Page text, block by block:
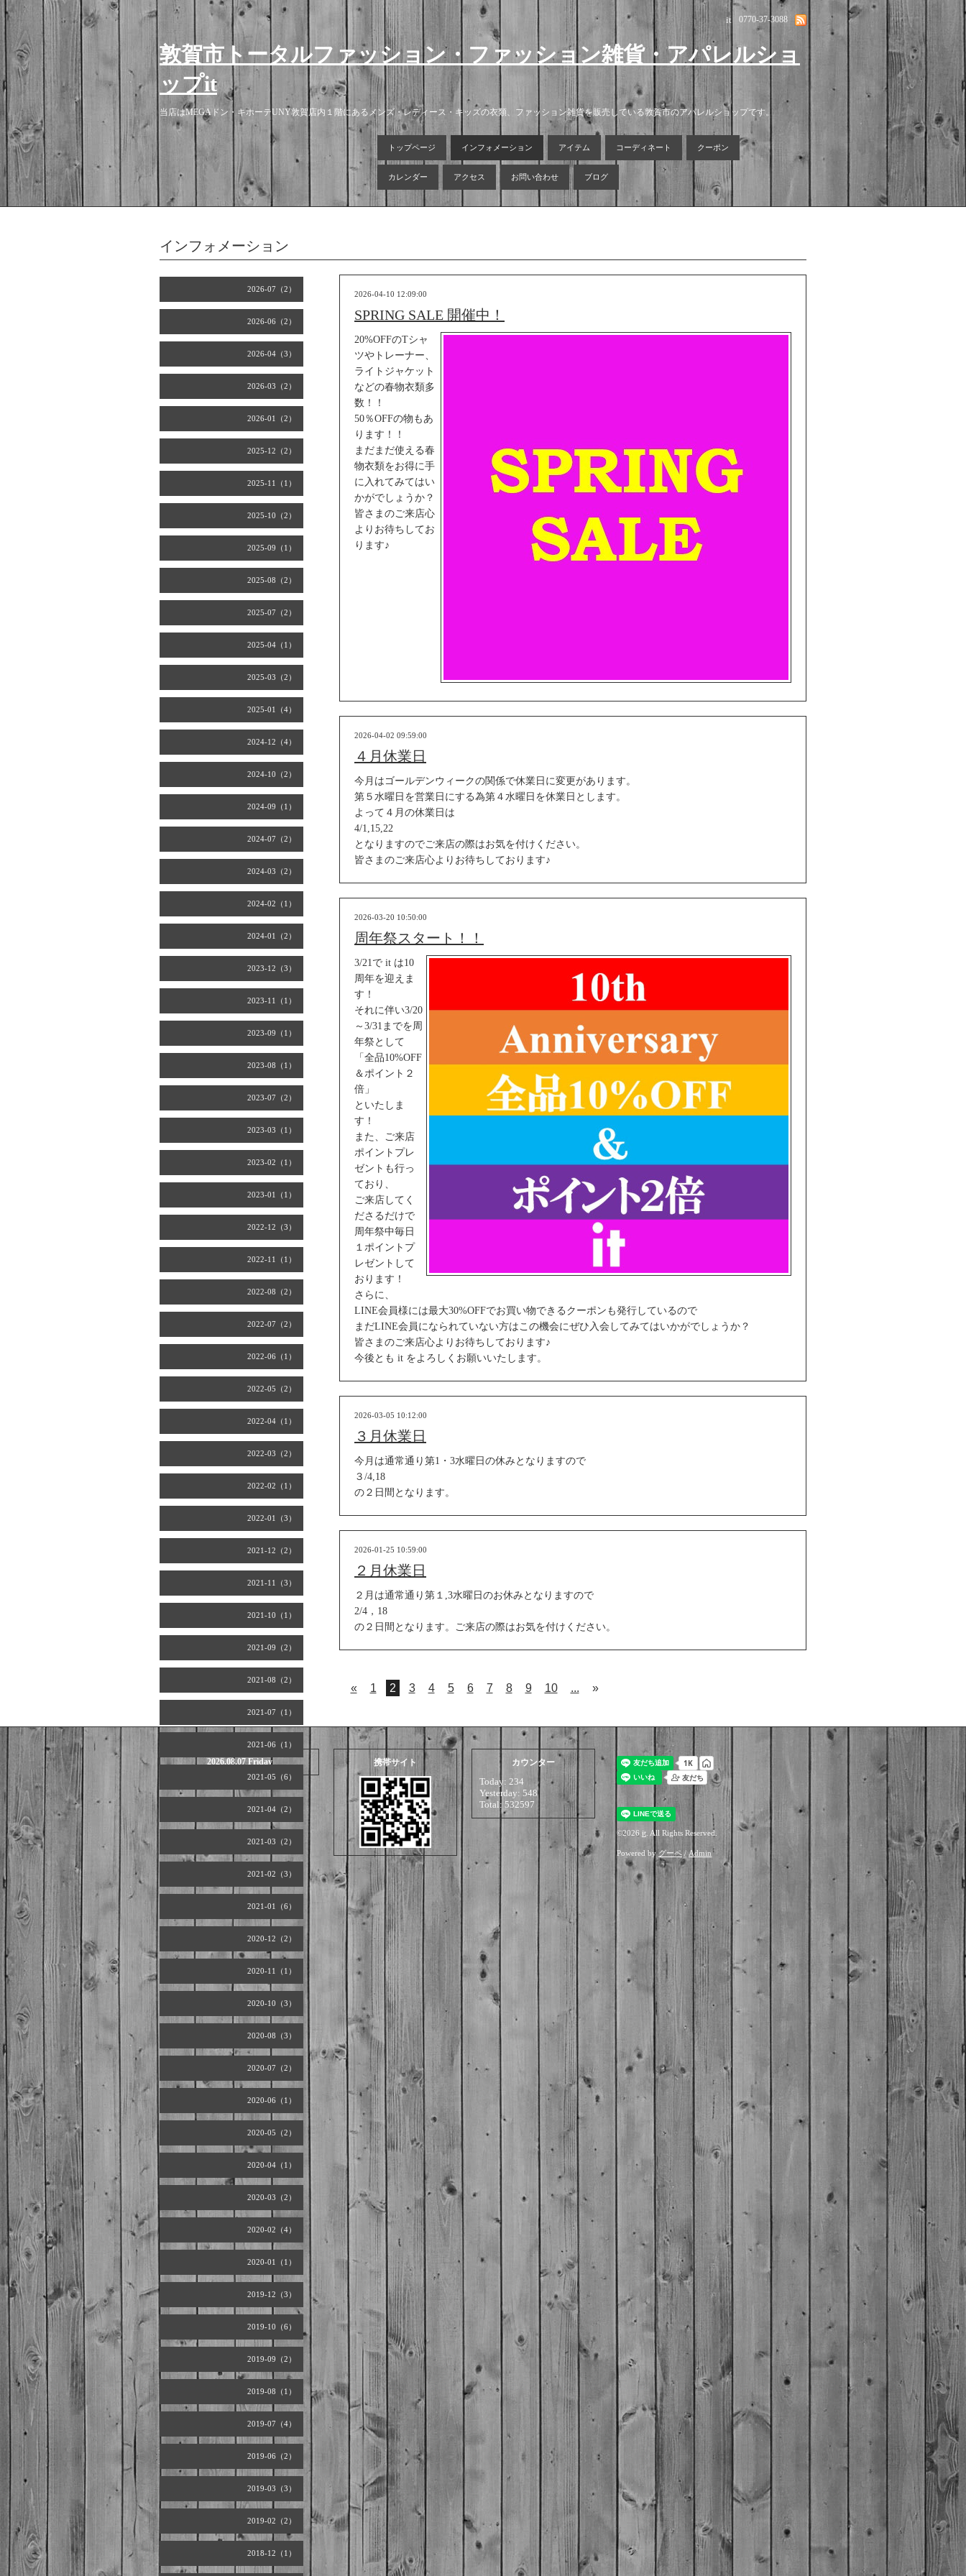
0770-37-3088
it
敦賀市トータルファッション・ファッション雑貨・アパレルショ
ップit
当店はMEGAドン・キホーテUNY敦賀店内１階にあるメンズ・レディース・キッズの衣類、ファッション雑貨を販売している敦賀市のアパレルショップです。
トップページ インフォメーション アイテム コーディネート クーポン
カレンダー アクセス お問い合わせ ブログ
2026-07（2）
2026-06（2）
2026-04（3）
2026-03（2）
2026-01（2）
2025-12（2）
2025-11（1）
2025-10（2）
2025-09（1）
2025-08（2）
2025-07（2）
2025-04（1）
2025-03（2）
2025-01（4）
2024-12（4）
2024-10（2）
2024-09（1）
2024-07（2）
2024-03（2）
2024-02（1）
2024-01（2）
2023-12（3）
2023-11（1）
2023-09（1）
2023-08（1）
2023-07（2）
2023-03（1）
2023-02（1）
2023-01（1）
2022-12（3）
2022-11（1）
2022-08（2）
2022-07（2）
2022-06（1）
2022-05（2）
2022-04（1）
2022-03（2）
2022-02（1）
2022-01（3）
2021-12（2）
2021-11（3）
2021-10（1）
2021-09（2）
2021-08（2）
2021-07（1）
2021-06（1）
2021-05（6）
2021-04（2）
2021-03（2）
2021-02（3）
2021-01（6）
2020-12（2）
2020-11（1）
2020-10（3）
2020-08（3）
2020-07（2）
2020-06（1）
2020-05（2）
2020-04（1）
2020-03（2）
2020-02（4）
2020-01（1）
2019-12（3）
2019-10（6）
2019-09（2）
2019-08（1）
2019-07（4）
2019-06（2）
2019-03（3）
2019-02（2）
2018-12（1）
インフォメーション
2026-04-10 12:09:00
SPRING SALE 開催中！
20%OFFのTシャ
ツやトレーナー、
ライトジャケット
などの春物衣類多
数！！
50％OFFの物もあ
ります！！
まだまだ使える春
物衣類をお得に手
に入れてみてはい
かがでしょうか？
皆さまのご来店心
よりお待ちしてお
ります♪
2026-04-02 09:59:00
４月休業日
今月はゴールデンウィークの関係で休業日に変更があります。
第５水曜日を営業日にする為第４水曜日を休業日とします。
よって４月の休業日は
4/1,15,22
となりますのでご来店の際はお気を付けください。
皆さまのご来店心よりお待ちしております♪
2026-03-20 10:50:00
周年祭スタート！！
3/21で it は10
周年を迎えま
す！
それに伴い3/20
～3/31までを周
年祭として
「全品10%OFF
＆ポイント２
倍」
といたしま
す！
また、ご来店
ポイントプレ
ゼントも行っ
ており、
ご来店してく
ださるだけで
周年祭中毎日
１ポイントプ
レゼントして
おります！
さらに、
LINE会員様には最大30%OFFでお買い物できるクーポンも発行しているので
まだLINE会員になられていない方はこの機会にぜひ入会してみてはいかがでしょうか？
皆さまのご来店心よりお待ちしております♪
今後とも it をよろしくお願いいたします。
2026-03-05 10:12:00
３月休業日
今月は通常通り第1・3水曜日の休みとなりますので
３/4,18
の２日間となります。
2026-01-25 10:59:00
２月休業日
２月は通常通り第１,3水曜日のお休みとなりますので
2/4，18
の２日間となります。ご来店の際はお気を付けください。
« 1 2 3 4 5 6 7 8 9 10 ... »
2026.08.07 Friday 携帯サイト カウンター
Today: 234
Yesterday: 548
Total: 532597
©2026 it . All Rights Reserved.
Powered byグーペ/Admin